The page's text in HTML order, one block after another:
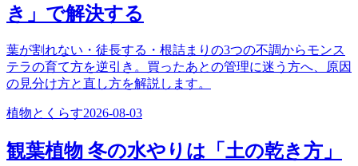
き」で解決する
葉が割れない・徒長する・根詰まりの3つの不調からモンス
テラの育て方を逆引き。買ったあとの管理に迷う方へ、原因
の見分け方と直し方を解説します。
植物とくらす2026-08-03
観葉植物 冬の水やりは「土の乾き方」